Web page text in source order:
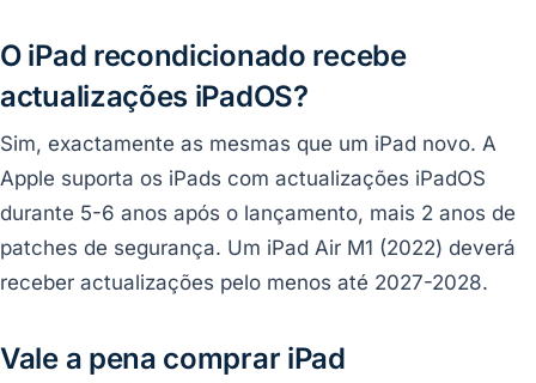
O iPad recondicionado recebe
actualizações iPadOS?
Sim, exactamente as mesmas que um iPad novo. A
Apple suporta os iPads com actualizações iPadOS
durante 5-6 anos após o lançamento, mais 2 anos de
patches de segurança. Um iPad Air M1 (2022) deverá
receber actualizações pelo menos até 2027-2028.
Vale a pena comprar iPad